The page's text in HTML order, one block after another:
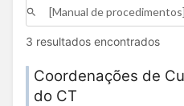
3 resultados encontrados
Coordenações de
do CT